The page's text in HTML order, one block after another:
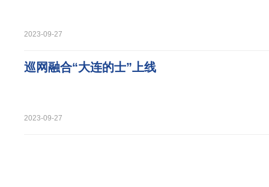
2023-09-27
巡网融合“大连的士”上线
2023-09-27